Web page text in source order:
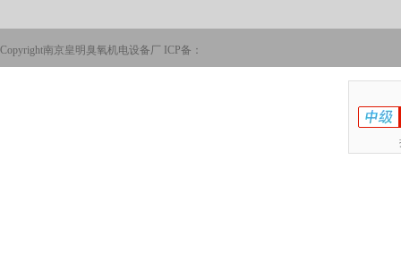
Copyright南京皇明臭氧机电设备厂 ICP备：